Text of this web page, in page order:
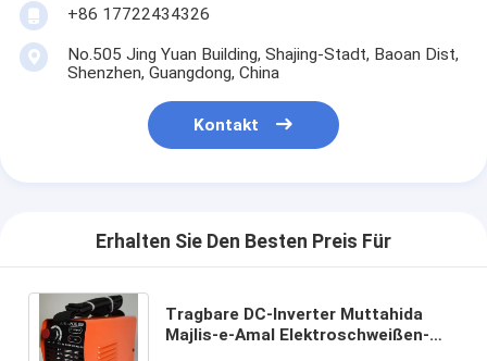
+86 17722434326
No.505 Jing Yuan Building, Shajing-Stadt, Baoan Dist,
Shenzhen, Guangdong, China
Kontakt
Erhalten Sie Den Besten Preis Für
Tragbare DC-Inverter Muttahida
Majlis-e-Amal Elektroschweißen-